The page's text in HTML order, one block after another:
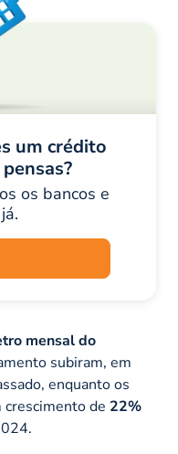
um crédito
os bancos e
mensal do
subiram, em
enquanto os
de 22%